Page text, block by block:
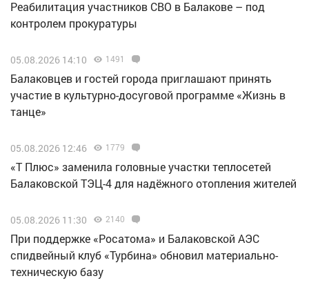
Реабилитация участников СВО в Балакове – под
контролем прокуратуры
05.08.2026 14:10 1491
Балаковцев и гостей города приглашают принять
участие в культурно-досуговой программе «Жизнь в
танце»
05.08.2026 12:46 1779
«Т Плюс» заменила головные участки теплосетей
Балаковской ТЭЦ-4 для надёжного отопления жителей
05.08.2026 11:30 2140
При поддержке «Росатома» и Балаковской АЭС
спидвейный клуб «Турбина» обновил материально-
техническую базу